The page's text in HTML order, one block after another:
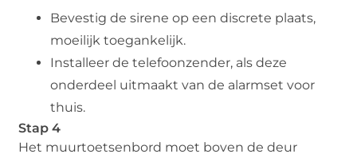
Bevestig de sirene op een discrete plaats,
moeilijk toegankelijk.
Installeer de telefoonzender, als deze
onderdeel uitmaakt van de alarmset voor
thuis.
Stap 4
Het muurtoetsenbord moet boven de deur